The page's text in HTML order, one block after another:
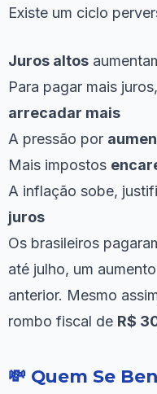
Existe um ciclo
Juros altos
Para pagar mais
arrecadar mais
A pressão por
Mais impostos
A inflação sobe,
juros
Os brasileiros
até julho, um
anterior. Mesmo
rombo fiscal de R$
💸 Quem Se